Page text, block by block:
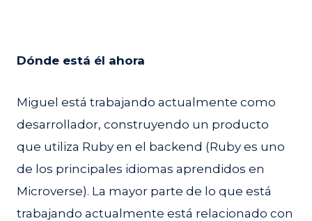
Dónde está él ahora
Miguel está trabajando actualmente como
desarrollador, construyendo un producto
que utiliza Ruby en el backend (Ruby es uno
de los principales idiomas aprendidos en
Microverse). La mayor parte de lo que está
trabajando actualmente está relacionado con